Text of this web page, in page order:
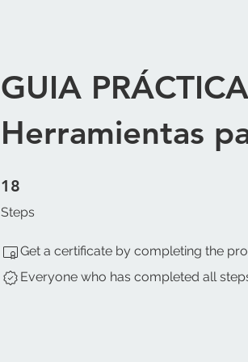
GUIA
Herramientas
18
Steps
18 Steps
Get a certificate by completing the
Everyone who has completed all